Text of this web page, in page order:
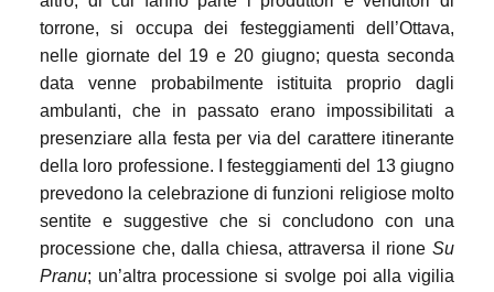
torrone, si occupa dei festeggiamenti dell’Ottava,
nelle giornate del 19 e 20 giugno; questa seconda
data venne probabilmente istituita proprio dagli
ambulanti, che in passato erano impossibilitati a
presenziare alla festa per via del carattere itinerante
della loro professione. I festeggiamenti del 13 giugno
prevedono la celebrazione di funzioni religiose molto
sentite e suggestive che si concludono con una
processione che, dalla chiesa, attraversa il rione Su
Pranu; un’altra processione si svolge poi alla vigilia